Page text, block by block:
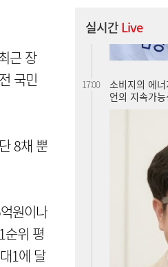
근 장
국민
8채 뿐
원이나
순위 평
1에 달
실시간Live
소비지의 에
언의 지속가